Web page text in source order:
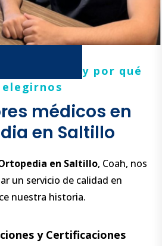
somos y por qué
elegirnos
médicos en
en Saltillo
en Saltillo, Coah, nos
un servicio de calidad en
nuestra historia.
Asociaciones y Certificaciones